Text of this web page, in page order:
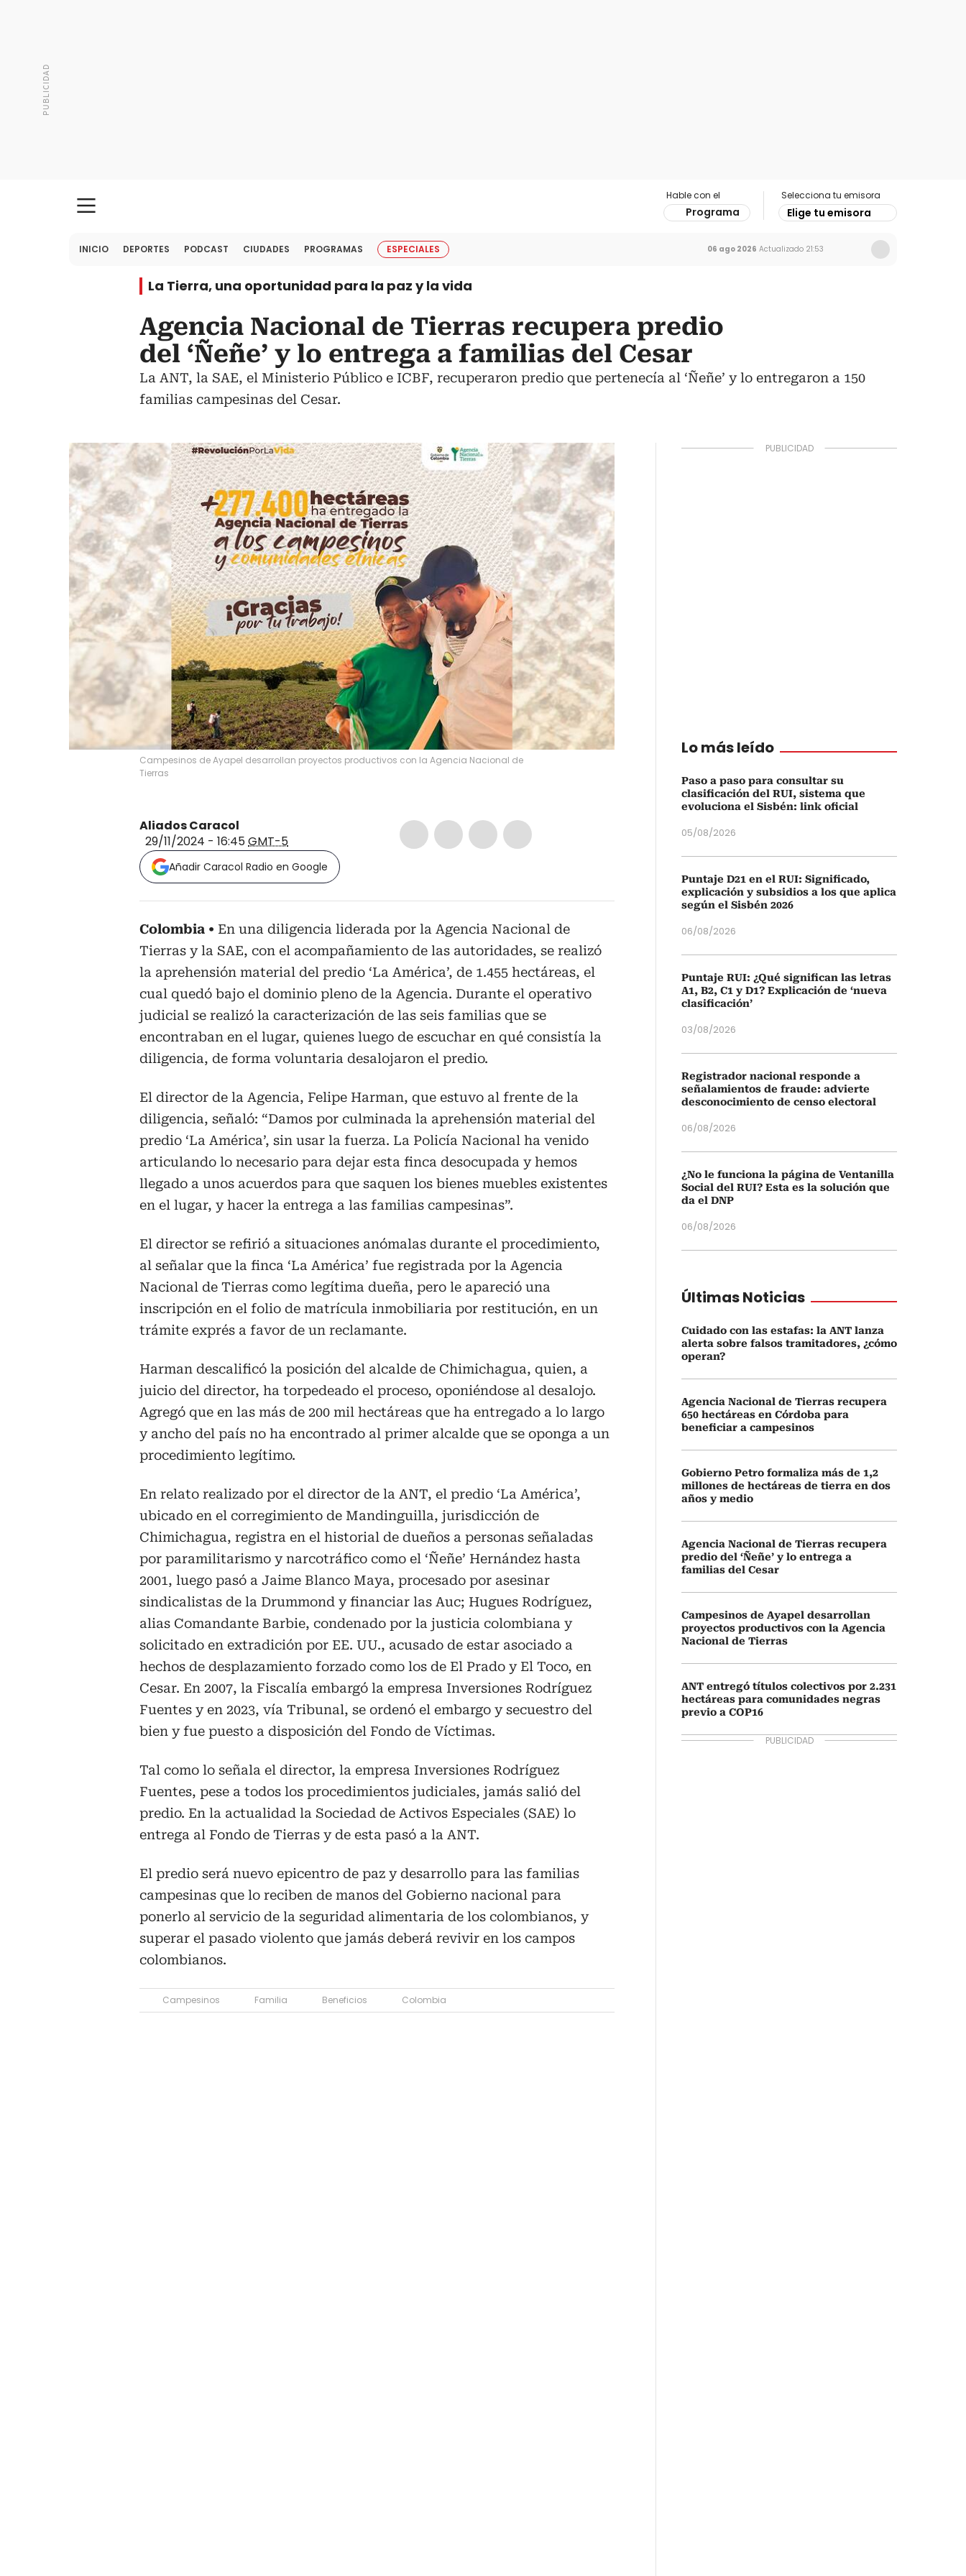
Hable con el
Programa
Selecciona tu emisora
Elige tu emisora
INICIO DEPORTES PODCAST CIUDADES PROGRAMAS ESPECIALES 06 ago 2026 Actualizado 21:53
La Tierra, una oportunidad para la paz y la vida
Agencia Nacional de Tierras recupera predio
del ‘Ñeñe’ y lo entrega a familias del Cesar
La ANT, la SAE, el Ministerio Público e ICBF, recuperaron predio que pertenecía al ‘Ñeñe’ y lo entregaron a 150
familias campesinas del Cesar.
Campesinos de Ayapel desarrollan proyectos productivos con la Agencia Nacional de
Tierras
Aliados Caracol
29/11/2024 - 16:45GMT-5
Añadir Caracol Radio en Google
Colombia
En una diligencia liderada por la Agencia Nacional de
Tierras y la SAE, con el acompañamiento de las autoridades, se realizó
la aprehensión material del predio ‘La América’, de 1.455 hectáreas, el
cual quedó bajo el dominio pleno de la Agencia. Durante el operativo
judicial se realizó la caracterización de las seis familias que se
encontraban en el lugar, quienes luego de escuchar en qué consistía la
diligencia, de forma voluntaria desalojaron el predio.
El director de la Agencia, Felipe Harman, que estuvo al frente de la
diligencia, señaló: “Damos por culminada la aprehensión material del
predio ‘La América’, sin usar la fuerza. La Policía Nacional ha venido
articulando lo necesario para dejar esta finca desocupada y hemos
llegado a unos acuerdos para que saquen los bienes muebles existentes
en el lugar, y hacer la entrega a las familias campesinas”.
El director se refirió a situaciones anómalas durante el procedimiento,
al señalar que la finca ‘La América’ fue registrada por la Agencia
Nacional de Tierras como legítima dueña, pero le apareció una
inscripción en el folio de matrícula inmobiliaria por restitución, en un
trámite exprés a favor de un reclamante.
Harman descalificó la posición del alcalde de Chimichagua, quien, a
juicio del director, ha torpedeado el proceso, oponiéndose al desalojo.
Agregó que en las más de 200 mil hectáreas que ha entregado a lo largo
y ancho del país no ha encontrado al primer alcalde que se oponga a un
procedimiento legítimo.
En relato realizado por el director de la ANT, el predio ‘La América’,
ubicado en el corregimiento de Mandinguilla, jurisdicción de
Chimichagua, registra en el historial de dueños a personas señaladas
por paramilitarismo y narcotráfico como el ‘Ñeñe’ Hernández hasta
2001, luego pasó a Jaime Blanco Maya, procesado por asesinar
sindicalistas de la Drummond y financiar las Auc; Hugues Rodríguez,
alias Comandante Barbie, condenado por la justicia colombiana y
solicitado en extradición por EE. UU., acusado de estar asociado a
hechos de desplazamiento forzado como los de El Prado y El Toco, en
Cesar. En 2007, la Fiscalía embargó la empresa Inversiones Rodríguez
Fuentes y en 2023, vía Tribunal, se ordenó el embargo y secuestro del
bien y fue puesto a disposición del Fondo de Víctimas.
Tal como lo señala el director, la empresa Inversiones Rodríguez
Fuentes, pese a todos los procedimientos judiciales, jamás salió del
predio. En la actualidad la Sociedad de Activos Especiales (SAE) lo
entrega al Fondo de Tierras y de esta pasó a la ANT.
El predio será nuevo epicentro de paz y desarrollo para las familias
campesinas que lo reciben de manos del Gobierno nacional para
ponerlo al servicio de la seguridad alimentaria de los colombianos, y
superar el pasado violento que jamás deberá revivir en los campos
colombianos.
Campesinos Familia Beneficios Colombia
Lo más leído
Paso a paso para consultar su
clasificación del RUI, sistema que
evoluciona el Sisbén: link oficial
05/08/2026
Puntaje D21 en el RUI: Significado,
explicación y subsidios a los que aplica
según el Sisbén 2026
06/08/2026
Puntaje RUI: ¿Qué significan las letras
A1, B2, C1 y D1? Explicación de ‘nueva
clasificación’
03/08/2026
Registrador nacional responde a
señalamientos de fraude: advierte
desconocimiento de censo electoral
06/08/2026
¿No le funciona la página de Ventanilla
Social del RUI? Esta es la solución que
da el DNP
06/08/2026
Últimas Noticias
Cuidado con las estafas: la ANT lanza
alerta sobre falsos tramitadores, ¿cómo
operan?
Agencia Nacional de Tierras recupera
650 hectáreas en Córdoba para
beneficiar a campesinos
Gobierno Petro formaliza más de 1,2
millones de hectáreas de tierra en dos
años y medio
Agencia Nacional de Tierras recupera
predio del ‘Ñeñe’ y lo entrega a
familias del Cesar
Campesinos de Ayapel desarrollan
proyectos productivos con la Agencia
Nacional de Tierras
ANT entregó títulos colectivos por 2.231
hectáreas para comunidades negras
previo a COP16